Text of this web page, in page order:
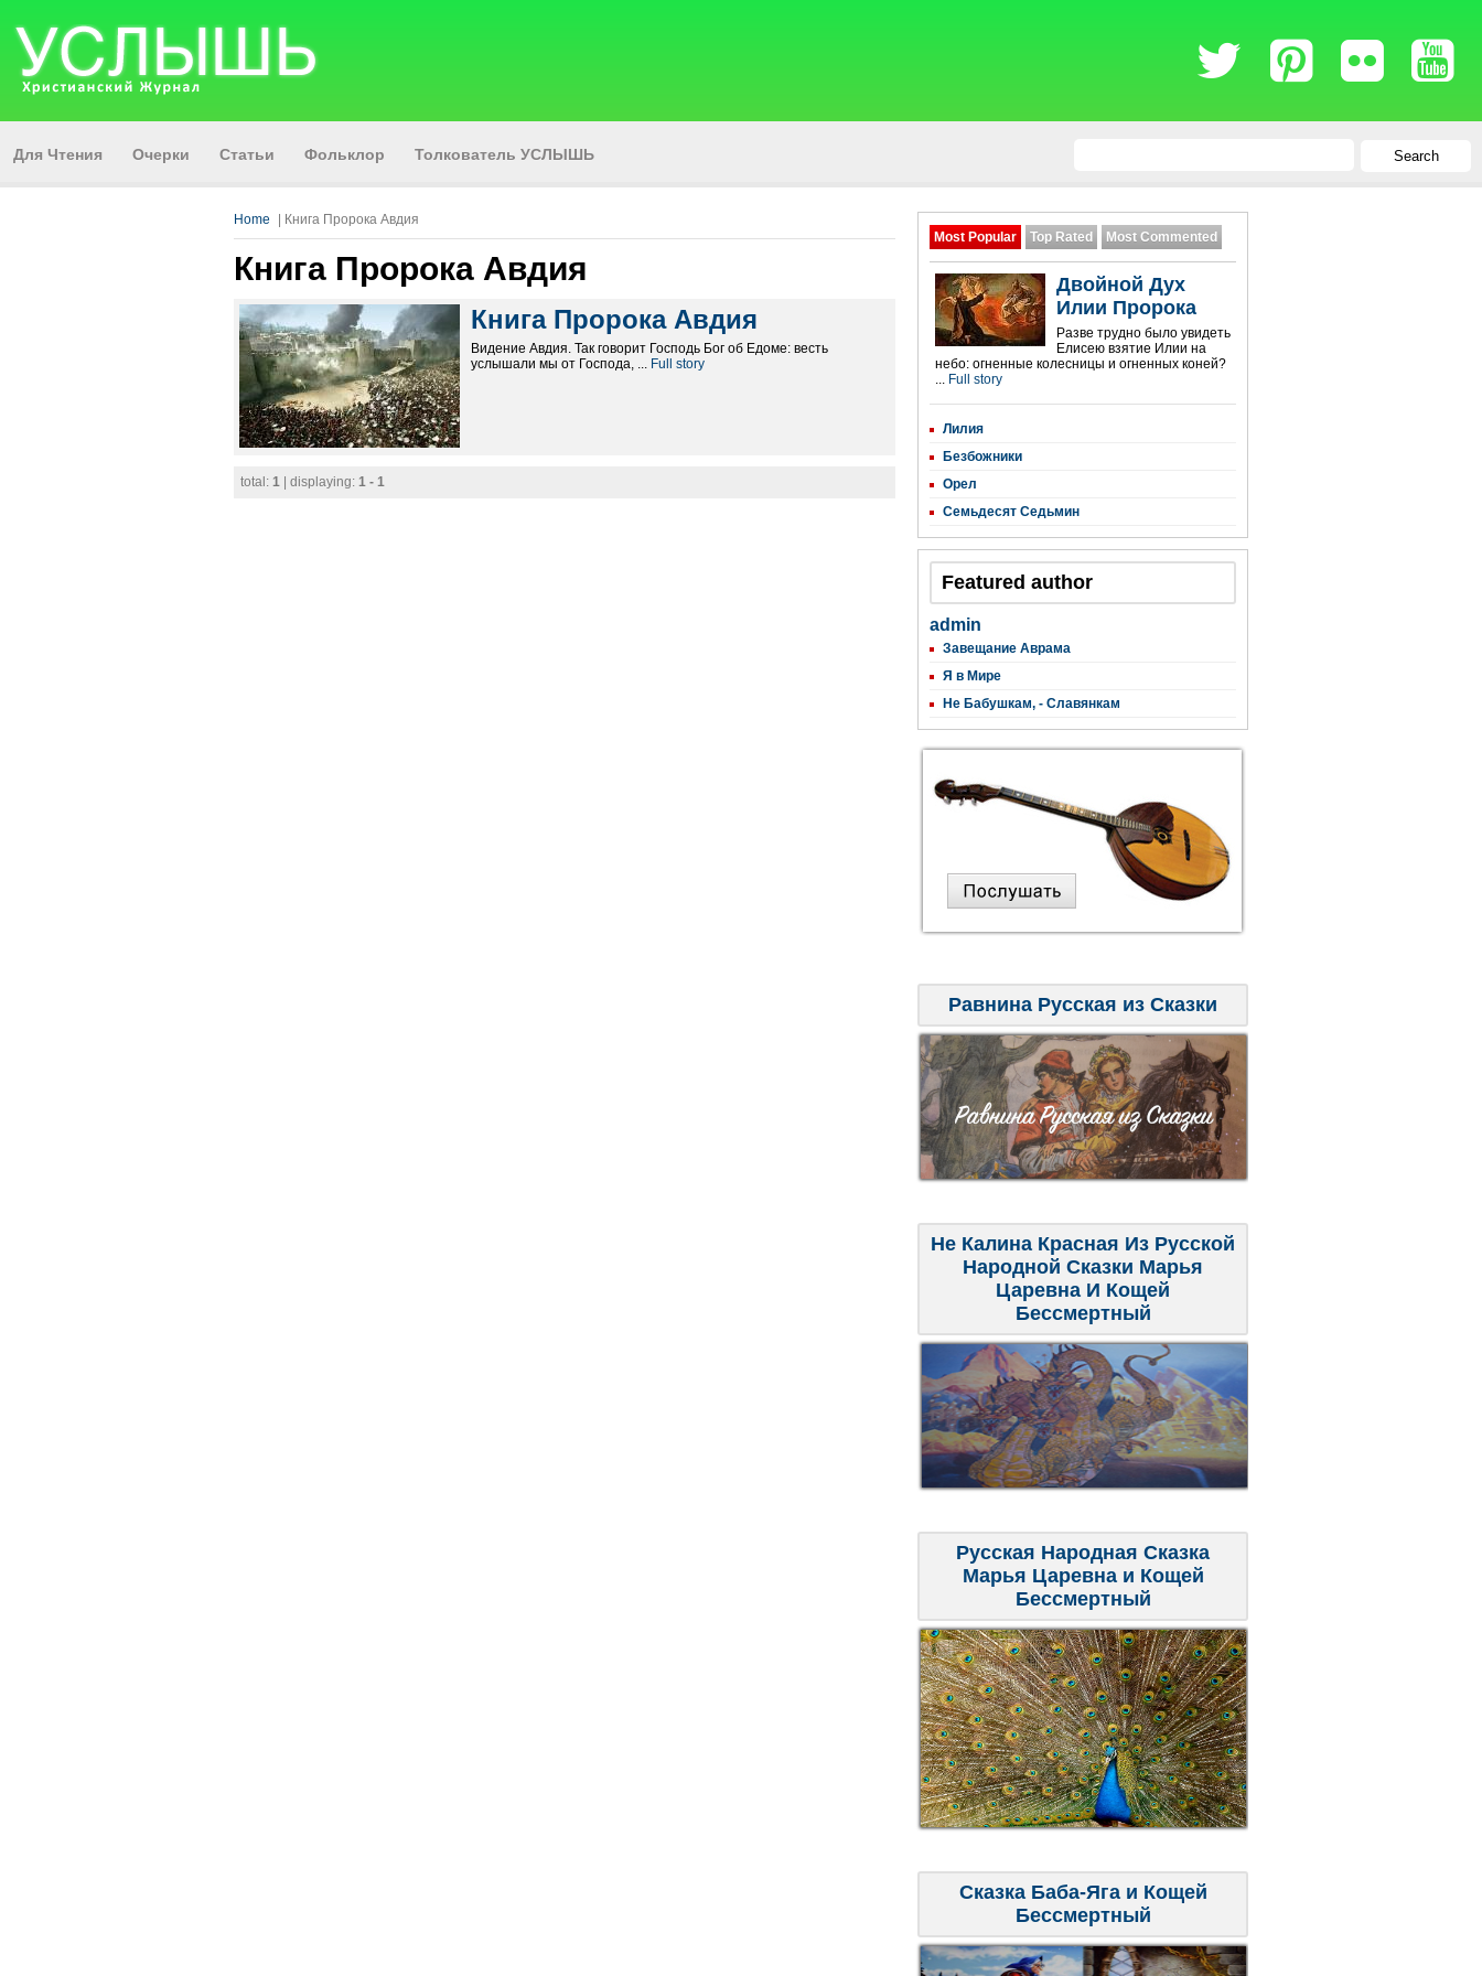
Для Чтения Очерки Статьи Фольклор Толкователь УСЛЫШЬ Search
Home | Книга Пророка Авдия
Книга Пророка Авдия
Книга Пророка Авдия
Видение Авдия. Так говорит Господь Бог об Едоме: весть
услышали мы от Господа, ... Full story
total: 1 | displaying: 1 - 1
Most Popular Top Rated Most Commented
Двойной Дух
Илии Пророка
Разве трудно было увидеть
Елисею взятие Илии на
небо: огненные колесницы и огненных коней?
... Full story
Лилия
Безбожники
Орел
Семьдесят Седьмин
Featured author
admin
Завещание Аврама
Я в Мире
Не Бабушкам, - Славянкам
Равнина Русская из Сказки
Не Калина Красная Из Русской
Народной Сказки Марья
Царевна И Кощей
Бессмертный
Русская Народная Сказка
Марья Царевна и Кощей
Бессмертный
Сказка Баба-Яга и Кощей
Бессмертный